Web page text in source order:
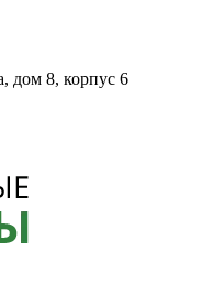
дом 8, корпус 6